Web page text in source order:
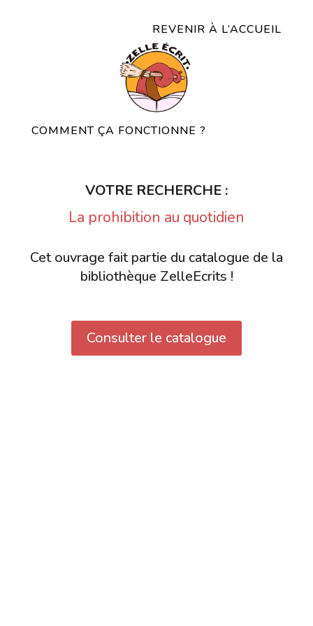
REVENIR À L’ACCUEIL
COMMENT ÇA FONCTIONNE ?
VOTRE RECHERCHE :
La prohibition au quotidien
Cet ouvrage fait partie du catalogue de la
bibliothèque ZelleEcrits !
Consulter le catalogue